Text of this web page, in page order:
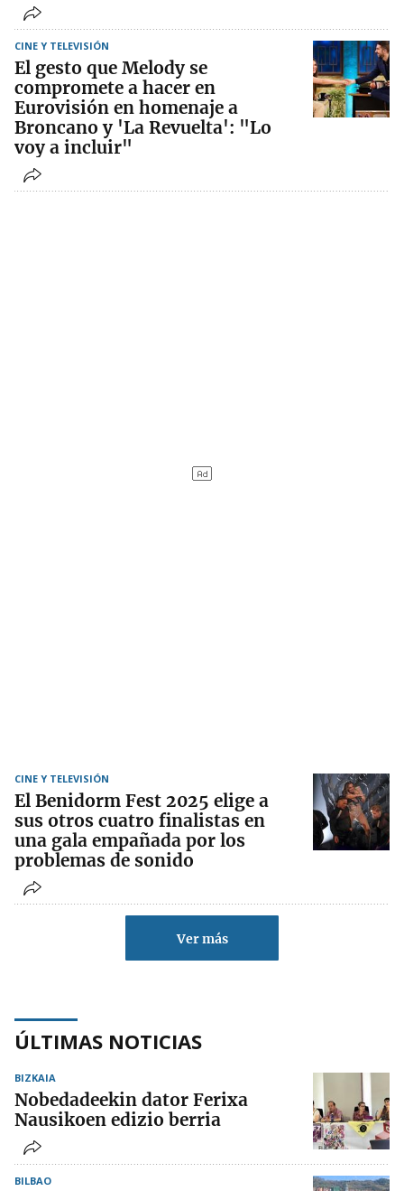
CINE Y TELEVISIÓN
El gesto que Melody se
compromete a hacer en
Eurovisión en homenaje a
Broncano y 'La Revuelta': "Lo
voy a incluir"
CINE Y TELEVISIÓN
El Benidorm Fest 2025 elige a
sus otros cuatro finalistas en
una gala empañada por los
problemas de sonido
Ver más
ÚLTIMAS NOTICIAS
BIZKAIA
Nobedadeekin dator Ferixa
Nausikoen edizio berria
BILBAO